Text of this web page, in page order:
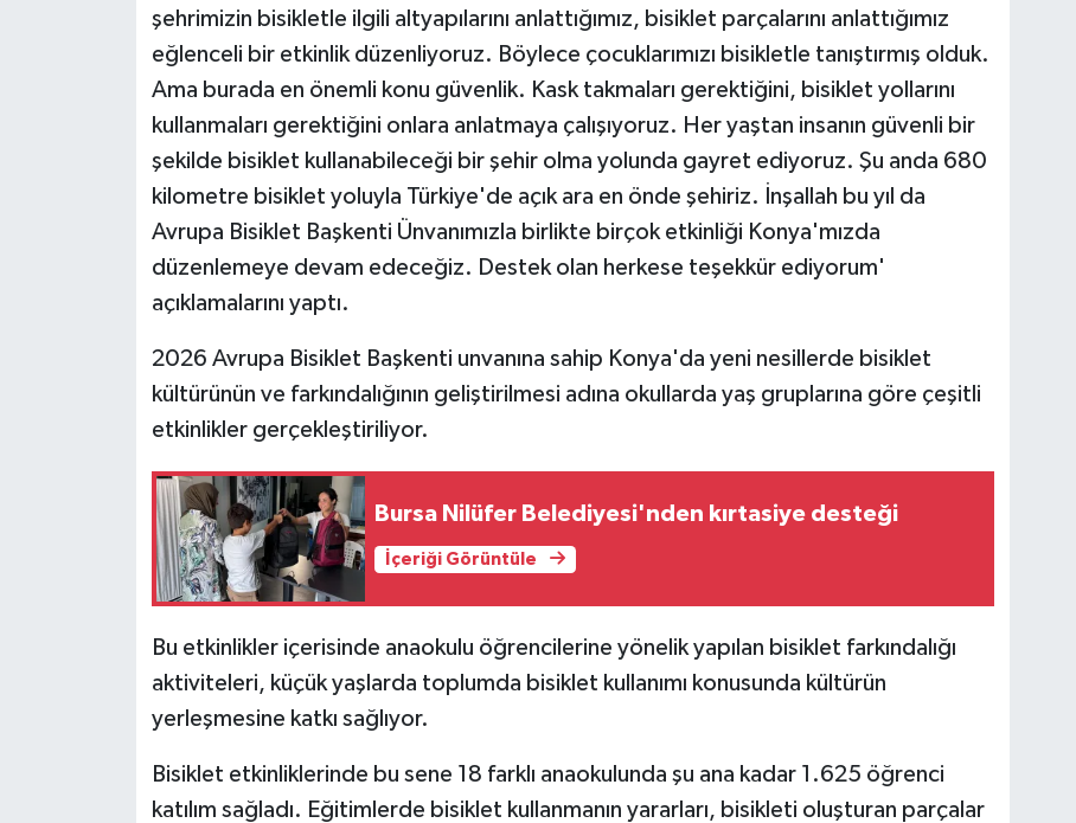
şehrimizin bisikletle ilgili altyapılarını anlattığımız, bisiklet parçalarını anlattığımız
eğlenceli bir etkinlik düzenliyoruz. Böylece çocuklarımızı bisikletle tanıştırmış olduk.
Ama burada en önemli konu güvenlik. Kask takmaları gerektiğini, bisiklet yollarını
kullanmaları gerektiğini onlara anlatmaya çalışıyoruz. Her yaştan insanın güvenli bir
şekilde bisiklet kullanabileceği bir şehir olma yolunda gayret ediyoruz. Şu anda 680
kilometre bisiklet yoluyla Türkiye'de açık ara en önde şehiriz. İnşallah bu yıl da
Avrupa Bisiklet Başkenti Ünvanımızla birlikte birçok etkinliği Konya'mızda
düzenlemeye devam edeceğiz. Destek olan herkese teşekkür ediyorum'
açıklamalarını yaptı.
2026 Avrupa Bisiklet Başkenti unvanına sahip Konya'da yeni nesillerde bisiklet
kültürünün ve farkındalığının geliştirilmesi adına okullarda yaş gruplarına göre çeşitli
etkinlikler gerçekleştiriliyor.
Bursa Nilüfer Belediyesi'nden kırtasiye desteği
İçeriği Görüntüle
Bu etkinlikler içerisinde anaokulu öğrencilerine yönelik yapılan bisiklet farkındalığı
aktiviteleri, küçük yaşlarda toplumda bisiklet kullanımı konusunda kültürün
yerleşmesine katkı sağlıyor.
Bisiklet etkinliklerinde bu sene 18 farklı anaokulunda şu ana kadar 1.625 öğrenci
katılım sağladı. Eğitimlerde bisiklet kullanmanın yararları, bisikleti oluşturan parçalar